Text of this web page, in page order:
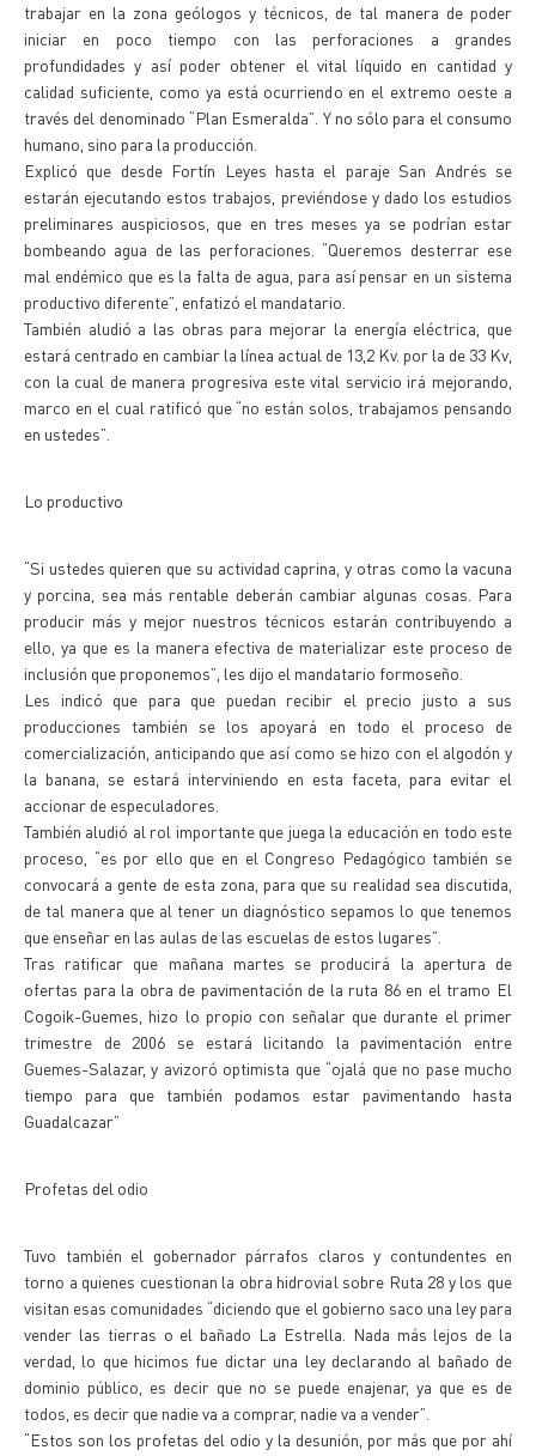
trabajar en la zona geólogos y técnicos, de tal manera de poder
iniciar en poco tiempo con las perforaciones a grandes
profundidades y así poder obtener el vital líquido en cantidad y
calidad suficiente, como ya está ocurriendo en el extremo oeste a
través del denominado “Plan Esmeralda”. Y no sólo para el consumo
humano, sino para la producción.
Explicó que desde Fortín Leyes hasta el paraje San Andrés se
estarán ejecutando estos trabajos, previéndose y dado los estudios
preliminares auspiciosos, que en tres meses ya se podrían estar
bombeando agua de las perforaciones. “Queremos desterrar ese
mal endémico que es la falta de agua, para así pensar en un sistema
productivo diferente”, enfatizó el mandatario.
También aludió a las obras para mejorar la energía eléctrica, que
estará centrado en cambiar la línea actual de 13,2 Kv. por la de 33 Kv,
con la cual de manera progresiva este vital servicio irá mejorando,
marco en el cual ratificó que “no están solos, trabajamos pensando
en ustedes”.
Lo productivo
“Si ustedes quieren que su actividad caprina, y otras como la vacuna
y porcina, sea más rentable deberán cambiar algunas cosas. Para
producir más y mejor nuestros técnicos estarán contribuyendo a
ello, ya que es la manera efectiva de materializar este proceso de
inclusión que proponemos”, les dijo el mandatario formoseño.
Les indicó que para que puedan recibir el precio justo a sus
producciones también se los apoyará en todo el proceso de
comercialización, anticipando que así como se hizo con el algodón y
la banana, se estará interviniendo en esta faceta, para evitar el
accionar de especuladores.
También aludió al rol importante que juega la educación en todo este
proceso, “es por ello que en el Congreso Pedagógico también se
convocará a gente de esta zona, para que su realidad sea discutida,
de tal manera que al tener un diagnóstico sepamos lo que tenemos
que enseñar en las aulas de las escuelas de estos lugares”.
Tras ratificar que mañana martes se producirá la apertura de
ofertas para la obra de pavimentación de la ruta 86 en el tramo El
Cogoik-Guemes, hizo lo propio con señalar que durante el primer
trimestre de 2006 se estará licitando la pavimentación entre
Guemes-Salazar, y avizoró optimista que “ojalá que no pase mucho
tiempo para que también podamos estar pavimentando hasta
Guadalcazar”
Profetas del odio
Tuvo también el gobernador párrafos claros y contundentes en
torno a quienes cuestionan la obra hidrovial sobre Ruta 28 y los que
visitan esas comunidades “diciendo que el gobierno saco una ley para
vender las tierras o el bañado La Estrella. Nada más lejos de la
verdad, lo que hicimos fue dictar una ley declarando al bañado de
dominio público, es decir que no se puede enajenar, ya que es de
todos, es decir que nadie va a comprar, nadie va a vender”.
“Estos son los profetas del odio y la desunión, por más que por ahí